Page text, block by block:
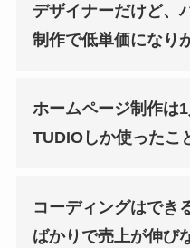
デザイナーだけど、
制作で低単価になり
ホームページ制作は
TUDIOしか使ったこ
コーディングはでき
ばかりで売上が伸び